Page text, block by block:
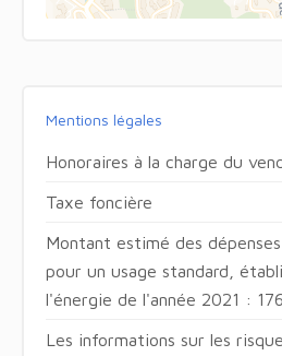
Mentions légales
Honoraires à la charge du
Taxe foncière
Montant estimé des
pour un usage standard,
l'énergie de l'année 2021 :
Les informations sur les